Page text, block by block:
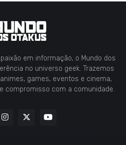
em informação, o Mundo dos
no universo geek. Trazemos
games, eventos e cinema,
compromisso com a comunidade.